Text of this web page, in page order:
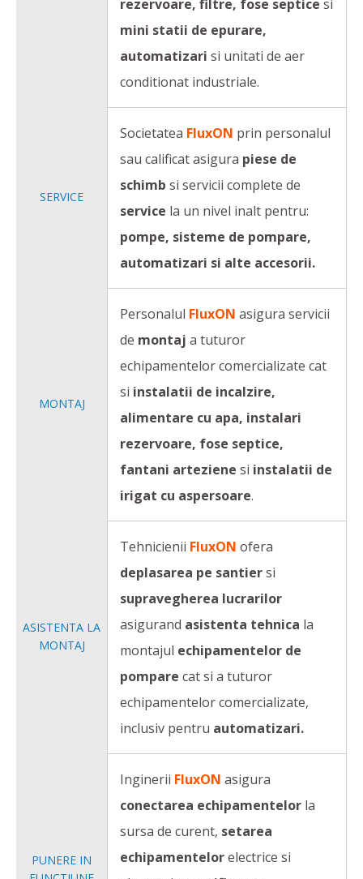
rezervoare, filtre, fose septice si
mini statii de epurare,
automatizari si unitati de aer
conditionat industriale.
SERVICE
Societatea FluxON prin personalul
sau calificat asigura piese de
schimb si servicii complete de
service la un nivel inalt pentru:
pompe, sisteme de pompare,
automatizari si alte accesorii.
MONTAJ
Personalul FluxON asigura servicii
de montaj a tuturor
echipamentelor comercializate cat
si instalatii de incalzire,
alimentare cu apa, instalari
rezervoare, fose septice,
fantani arteziene si instalatii de
irigat cu aspersoare.
ASISTENTA LA
MONTAJ
Tehnicienii FluxON ofera
deplasarea pe santiersi
supravegherea lucrarilor
asigurand asistenta tehnica la
montajul echipamentelor de
pompare cat si a tuturor
echipamentelor comercializate,
inclusiv pentru automatizari.
PUNERE IN
Inginerii FluxON asigura
conectarea echipamentelor la
sursa de curent, setarea
echipamentelorelectrice si